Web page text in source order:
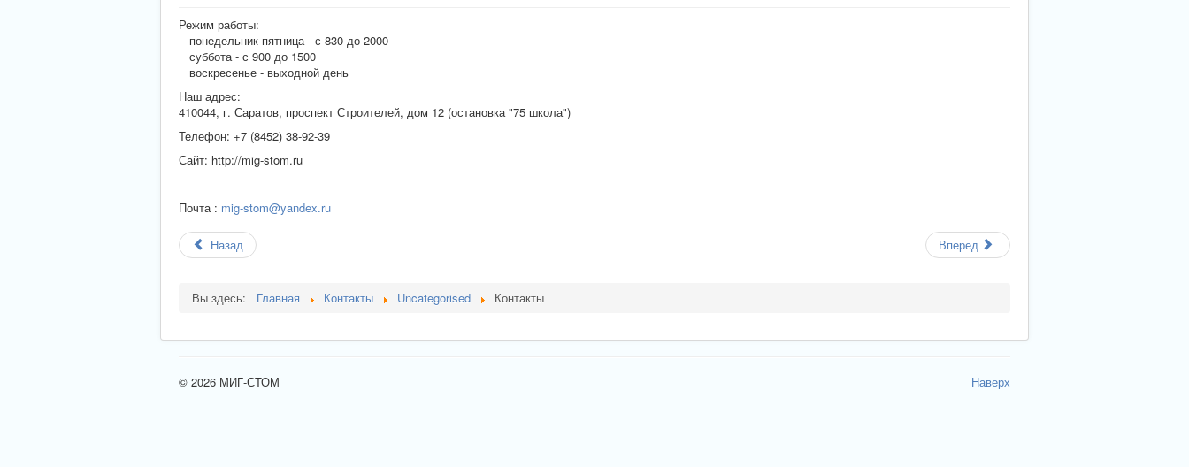
Режим работы:
понедельник-пятница - с 830 до 2000
суббота - с 900 до 1500
воскресенье - выходной день
Наш адрес:
410044, г. Саратов, проспект Строителей, дом 12 (остановка "75 школа")
Телефон: +7 (8452) 38-92-39
Сайт: http://mig-stom.ru
Почта : mig-stom@yandex.ru
Назад Вперед
Вы здесь: Главная Контакты Uncategorised Контакты
Наверх
© 2026 МИГ-СТОМ